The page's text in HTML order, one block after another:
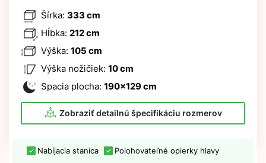
Šírka: 333 cm
Hĺbka: 212 cm
Výška: 105 cm
Výška nožičiek: 10 cm
Spacia plocha: 190x129 cm
Zobraziť detailnú špecifikáciu rozmerov
Nabíjacia stanica Polohovateľné opierky hlavy